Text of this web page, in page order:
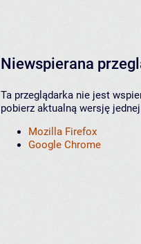
Niewspierana
Ta przeglądarka nie jest
pobierz aktualną wersję
Mozilla Firefox
Google Chrome